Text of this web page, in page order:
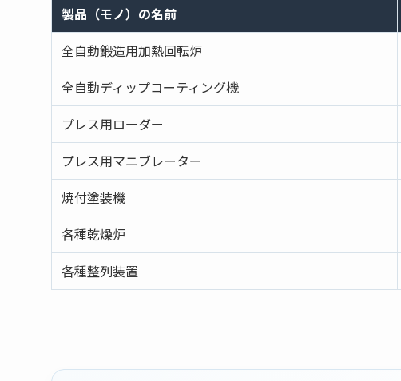
製品（モノ）の名前
全自動鍛造用加熱回転炉
全自動ディップコーティング機
プレス用ローダー
プレス用マニブレーター
焼付塗装機
各種乾燥炉
各種整列装置